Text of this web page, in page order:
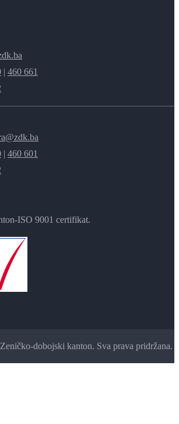
| 460 661
| 460 601
ISO 9001 certifikat.
dobojski kanton. Sva prava pridržana.